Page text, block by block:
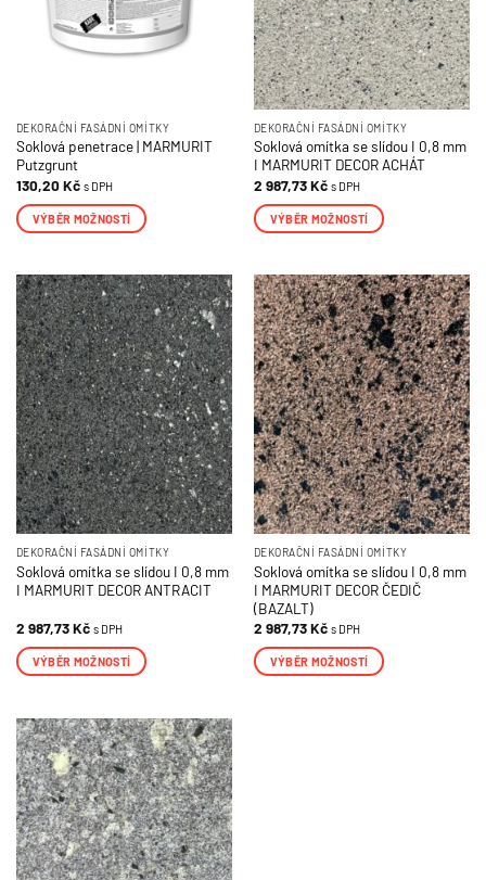
DEKORAČNÍ FASÁDNÍ OMÍTKY
Soklová penetrace | MARMURIT
Putzgrunt
130,20Kč s DPH
VÝBĚR MOŽNOSTÍ
má
více
variant.
Možnosti
lze
vybrat
na
stránce
produktu
DEKORAČNÍ FASÁDNÍ OMÍTKY
Soklová omítka se slídou I 0,8 mm
I MARMURIT DECOR ACHÁT
2 987,73Kč s DPH
VÝBĚR MOŽNOSTÍ
má
více
variant.
Možnosti
lze
vybrat
na
stránce
produktu
DEKORAČNÍ FASÁDNÍ OMÍTKY
Soklová omítka se slídou I 0,8 mm
I MARMURIT DECOR ANTRACIT
2 987,73Kč s DPH
VÝBĚR MOŽNOSTÍ
má
více
variant.
Možnosti
lze
vybrat
na
DEKORAČNÍ FASÁDNÍ OMÍTKY
Soklová omítka se slídou I 0,8 mm
I MARMURIT DECOR ČEDIČ
(BAZALT)
2 987,73Kč s DPH
VÝBĚR MOŽNOSTÍ